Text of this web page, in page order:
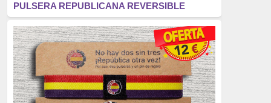
fascismo
(2677)
tardofranquismo
(2320)
Actualidad
(2319)
monarquía
(2253)
PULSERA REPUBLICANA REVERSIBLE